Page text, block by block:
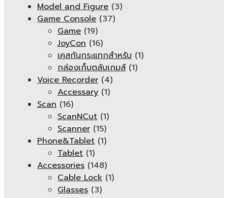
Model and Figure (3)
Game Console (37)
Game (19)
JoyCon (16)
เคสกันกระแทกสำหรับ (1)
กล่องเก็บตลับเกมส์ (1)
Voice Recorder (4)
Accessary (1)
Scan (16)
ScanNCut (1)
Scanner (15)
Phone&Tablet (1)
Tablet (1)
Accessories (148)
Cable Lock (1)
Glasses (3)